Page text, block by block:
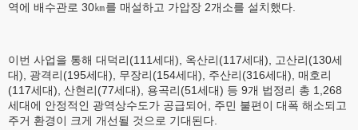
역에 배수관로 30㎞를 매설하고 가압장 2개소를 설치했다.
이번 사업을 통해 대덕리(111세대), 옥산리(117세대), 고산리(130세
대), 광격리(195세대), 무장리(154세대), 주산리(316세대), 매호리
(117세대), 산현리(77세대), 용곡리(51세대) 등 9개 법정리 총 1,268
세대에 안정적인 광역상수도가 공급되어, 주민 불편이 대폭 해소되고
주거 환경이 크게 개선될 것으로 기대된다.